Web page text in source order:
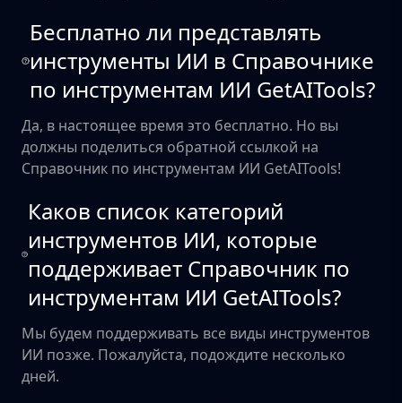
Бесплатно ли представлять
инструменты ИИ в Справочнике
по инструментам ИИ GetAITools?
Да, в настоящее время это бесплатно. Но вы
должны поделиться обратной ссылкой на
Справочник по инструментам ИИ GetAITools!
Каков список категорий
инструментов ИИ, которые
поддерживает Справочник по
инструментам ИИ GetAITools?
Мы будем поддерживать все виды инструментов
ИИ позже. Пожалуйста, подождите несколько
дней.